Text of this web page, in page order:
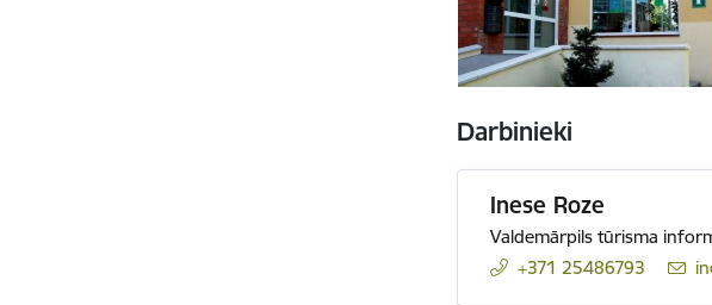
Darbinieki
Inese Roze
Valdemārpils tūrisma
+371 25486793